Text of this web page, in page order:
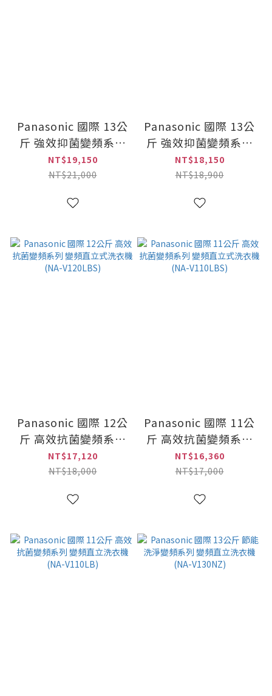
Panasonic 國際 13公
斤 強效抑菌變頻系列
變頻直立式洗衣機
(NA-V130LBS)
NT$19,150
NT$21,000
Panasonic 國際 13公
斤 強效抑菌變頻系列
變頻直立洗衣機(NA-
V130LB)
NT$18,150
NT$18,900
Panasonic 國際 12公
斤 高效抗菌變頻系列
變頻直立式洗衣機
(NA-V120LBS)
NT$17,120
NT$18,000
Panasonic 國際 11公
斤 高效抗菌變頻系列
變頻直立式洗衣機
(NA-V110LBS)
NT$16,360
NT$17,000